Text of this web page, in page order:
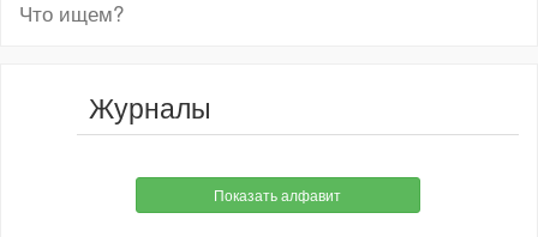
Журналы
Показать алфавит